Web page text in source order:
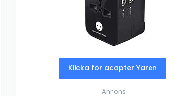
Klicka för adapter Yaren
Annons